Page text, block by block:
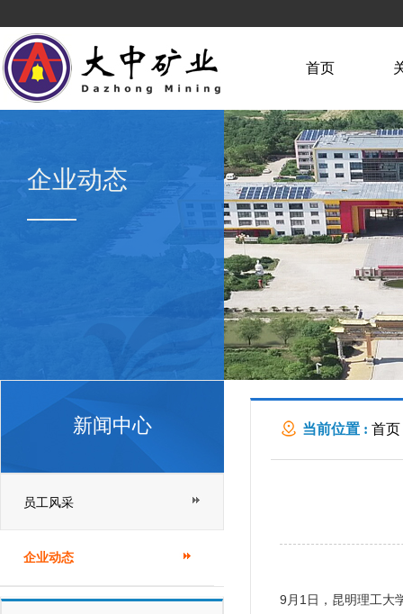
首页
企业动态
新闻中心
员工风采
企业动态
当前位置 : 首页
9月1日，昆明理工大